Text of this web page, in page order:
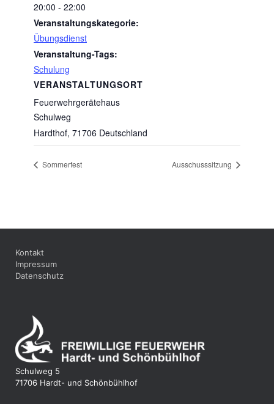
20:00 - 22:00
Veranstaltungskategorie:
Übungsdienst
Veranstaltung-Tags:
Schulung
VERANSTALTUNGSORT
Feuerwehrgerätehaus
Schulweg
Hardthof, 71706 Deutschland
Sommerfest Ausschusssitzung
Kontakt
Impressum
Datenschutz
Schulweg 5
71706 Hardt- und Schönbühlhof